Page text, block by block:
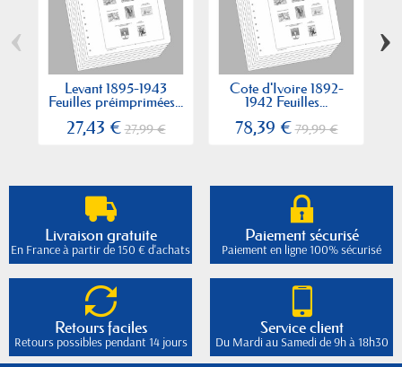
Levant 1895-1943
Feuilles préimprimées...
27,43 €27,99 €
Cote d'Ivoire 1892-
1942 Feuilles...
78,39 €79,99 €
‹ ›
Livraison gratuite
En France à partir de 150 € d'achats
Paiement sécurisé
Paiement en ligne 100% sécurisé
Retours faciles
Retours possibles pendant 14 jours
Service client
Du Mardi au Samedi de 9h à 18h30